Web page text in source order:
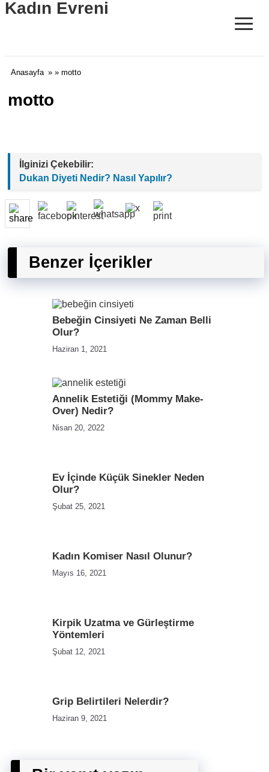
Kadın Evreni ≡
Anasayfa » » motto
motto
İlginizi Çekebilir:
Dukan Diyeti Nedir? Nasıl Yapılır?
Benzer İçerikler
Bebeğin Cinsiyeti Ne Zaman Belli
Olur?
Haziran 1, 2021
Annelik Estetiği (Mommy Make-
Over) Nedir?
Nisan 20, 2022
Ev İçinde Küçük Sinekler Neden
Olur?
Şubat 25, 2021
Kadın Komiser Nasıl Olunur?
Mayıs 16, 2021
Kirpik Uzatma ve Gürleştirme
Yöntemleri
Şubat 12, 2021
Grip Belirtileri Nelerdir?
Haziran 9, 2021